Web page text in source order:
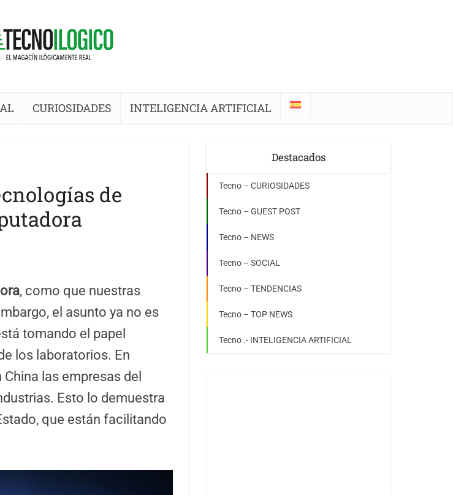
CURIOSIDADES INTELIGENCIA ARTIFICIAL
de
, como que nuestras
el asunto ya no es
tomando el papel
los laboratorios. En
las empresas del
Esto lo demuestra
que están facilitando
Destacados
Tecno – CURIOSIDADES
Tecno – GUEST POST
Tecno – NEWS
Tecno – SOCIAL
Tecno – TENDENCIAS
Tecno – TOP NEWS
Tecno .- INTELIGENCIA ARTIFICIAL